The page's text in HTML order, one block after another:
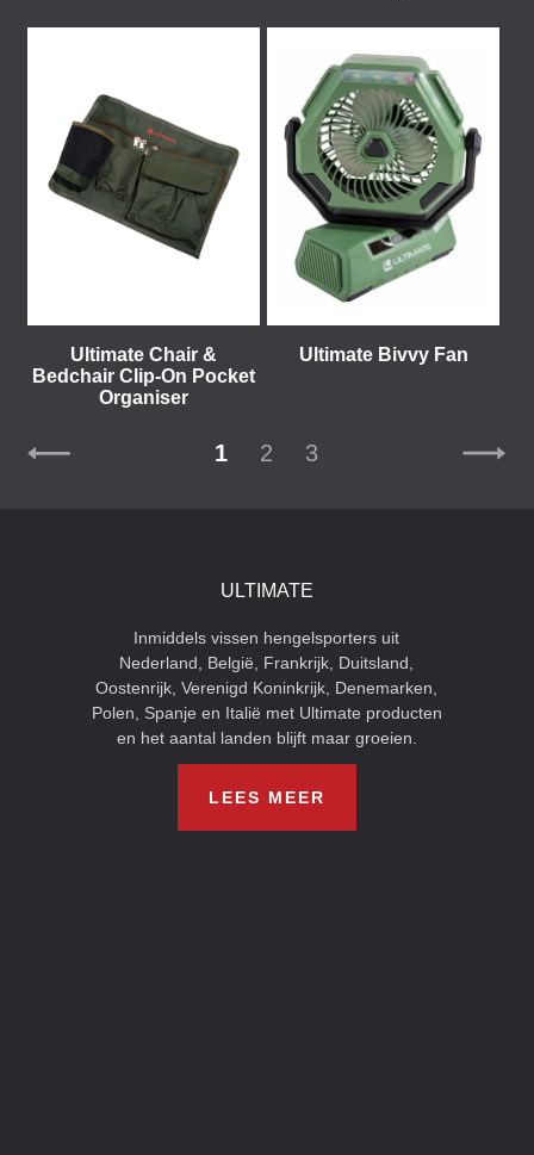
Ultimate Chair &
Bedchair Clip-On Pocket
Organiser
Ultimate Bivvy Fan
1 2 3
ULTIMATE
Inmiddels vissen hengelsporters uit
Nederland, België, Frankrijk, Duitsland,
Oostenrijk, Verenigd Koninkrijk, Denemarken,
Polen, Spanje en Italië met Ultimate producten
en het aantal landen blijft maar groeien.
LEES MEER